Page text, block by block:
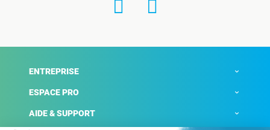
ENTREPRISE
ESPACE PRO
AIDE & SUPPORT